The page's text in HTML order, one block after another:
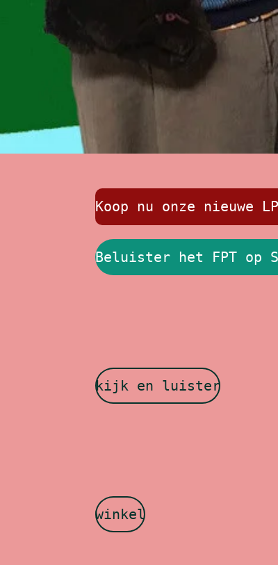
Koop nu onze nieuwe
Beluister het FPT op
kijk en luister
winkel